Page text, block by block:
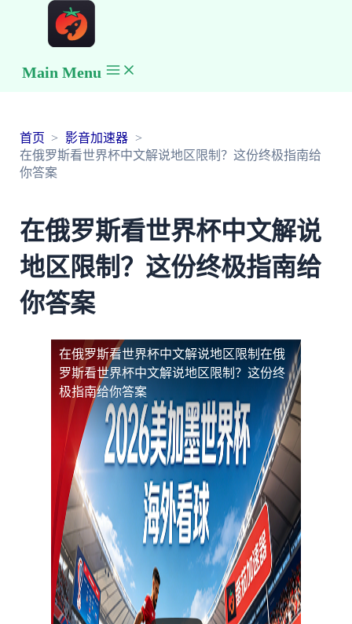
Main Menu
首页
影音加速器
在俄罗斯看世界杯中文解说地区限制？这份终极指南给
你答案
在俄罗斯看世界杯中文解说
地区限制？这份终极指南给
你答案
在俄罗斯看世界杯中文解说地区限制 在俄
罗斯看世界杯中文解说地区限制？这份终
极指南给你答案